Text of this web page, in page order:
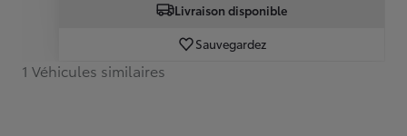
Livraison disponible
Sauvegardez
1 Véhicules similaires